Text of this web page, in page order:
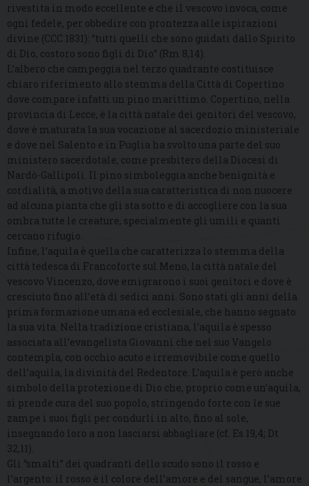
rivestita in modo eccellente e che il vescovo invoca, come
ogni fedele, per obbedire con prontezza alle ispirazioni
divine (CCC 1831): “tutti quelli che sono guidati dallo Spirito
di Dio, costoro sono figli di Dio” (Rm 8,14).
L’albero che campeggia nel terzo quadrante costituisce
chiaro riferimento allo stemma della Città di Copertino
dove compare infatti un pino marittimo. Copertino, nella
provincia di Lecce, è la città natale dei genitori del vescovo,
dove è maturata la sua vocazione al sacerdozio ministeriale
e dove nel Salento e in Puglia ha svolto una parte del suo
ministero sacerdotale, come presbitero della Diocesi di
Nardò-Gallipoli. Il pino simboleggia anche benignità e
cordialità, a motivo della sua caratteristica di non nuocere
ad alcuna pianta che gli sta sotto e di accogliere con la sua
ombra tutte le creature, specialmente gli umili e quanti
cercano rifugio.
Infine, l’aquila è quella che caratterizza lo stemma della
città tedesca di Francoforte sul Meno, la città natale del
vescovo Vincenzo, dove emigrarono i suoi genitori e dove è
cresciuto fino all’età di sedici anni. Sono stati gli anni della
prima formazione umana ed ecclesiale, che hanno segnato
la sua vita. Nella tradizione cristiana, l’aquila è spesso
associata all’evangelista Giovanni che nel suo Vangelo
contempla, con occhio acuto e irremovibile come quello
dell’aquila, la divinità del Redentore. L’aquila è però anche
simbolo della protezione di Dio che, proprio come un’aquila,
si prende cura del suo popolo, stringendo forte con le sue
zampe i suoi figli per condurli in alto, fino al sole,
insegnando loro a non lasciarsi abbagliare (cf. Es 19,4; Dt
32,11).
Gli “smalti” dei quadranti dello scudo sono il rosso e
l’argento: il rosso è il colore dell’amore e del sangue, l’amore